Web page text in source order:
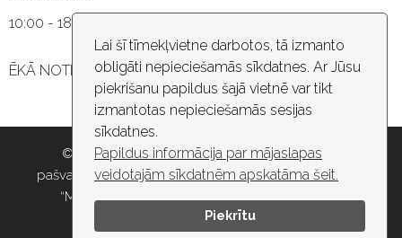
Lai šī tīmekļvietne darbotos, tā izmanto
obligāti nepieciešamās sīkdatnes. Ar Jūsu
piekrišanu papildus šajā vietnē var tikt
izmantotas nepieciešamās sesijas
sīkdatnes.
Papildus informācija par mājaslapas
veidotajām sīkdatnēm apskatāma šeit.
Piekrītu
10:00 - 18:30
ĒKĀ NOTIEK VIDEO NOVĒROŠANA
© 2026 Rīgas pašvaldība, Rīgas valstspilsētas
pašvaldības iestāde “Kultūras un tautas mākslas centrs
“Mazā Ģilde”” , e-pasts: maza.gilde@riga.lv, tālr:
67037418